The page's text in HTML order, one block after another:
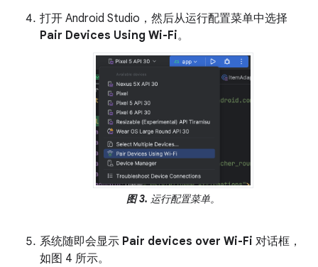
打开 Android Studio，然后从运行配置菜单中选择
Pair Devices Using Wi-Fi。
图 3. 运行配置菜单。
系统随即会显示 Pair devices over Wi-Fi 对话框，
如图 4 所示。